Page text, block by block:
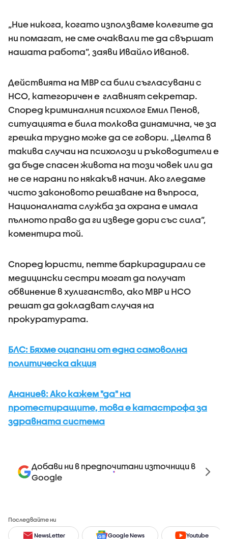
„Ние никога, когато използваме колегите да
ни помагат, не сме очаквали те да свършат
нашата работа”, заяви Ивайло Иванов.
Действията на МВР са били съгласувани с
НСО, категоричен е главният секретар.
Според криминалния психолог Емил Пенов,
ситуацията е била толкова динамична, че за
грешка трудно може да се говори. „Целта в
такива случаи на психолози и ръководители е
да бъде спасен живота на този човек или да
не се нарани по някакъв начин. Ако гледаме
чисто законовото решаване на въпроса,
Националната служба за охрана е имала
пълното право да ги изведе дори със сила”,
коментира той.
Според юристи, петте баркирадирали се
медицински сестри могат да получат
обвинение в хулиганство, ако МВР и НСО
решат да докладват случая на
прокуратурата.
БЛС: Бяхме оцапани от една самоволна
политическа акция
Ананиев: Ако кажем "да" на
протестиращите, това е катастрофа за
здравната система
Добави ни в предпочитани източници в
Google
Последвайте ни
NewsLetter Google News Youtube